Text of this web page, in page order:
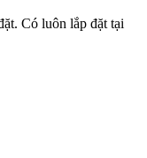
Có luôn lắp đặt tại